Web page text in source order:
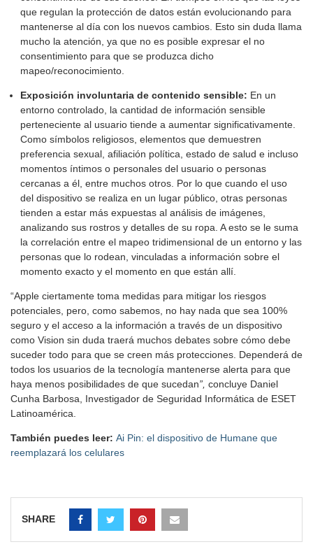
que regulan la protección de datos están evolucionando para
mantenerse al día con los nuevos cambios. Esto sin duda llama
mucho la atención, ya que no es posible expresar el no
consentimiento para que se produzca dicho
mapeo/reconocimiento.
Exposición involuntaria de contenido sensible: En un
entorno controlado, la cantidad de información sensible
perteneciente al usuario tiende a aumentar significativamente.
Como símbolos religiosos, elementos que demuestren
preferencia sexual, afiliación política, estado de salud e incluso
momentos íntimos o personales del usuario o personas
cercanas a él, entre muchos otros. Por lo que cuando el uso
del dispositivo se realiza en un lugar público, otras personas
tienden a estar más expuestas al análisis de imágenes,
analizando sus rostros y detalles de su ropa. A esto se le suma
la correlación entre el mapeo tridimensional de un entorno y las
personas que lo rodean, vinculadas a información sobre el
momento exacto y el momento en que están allí.
“Apple ciertamente toma medidas para mitigar los riesgos
potenciales, pero, como sabemos, no hay nada que sea 100%
seguro y el acceso a la información a través de un dispositivo
como Vision sin duda traerá muchos debates sobre cómo debe
suceder todo para que se creen más protecciones. Dependerá de
todos los usuarios de la tecnología mantenerse alerta para que
haya menos posibilidades de que sucedan”, concluye Daniel
Cunha Barbosa, Investigador de Seguridad Informática de ESET
Latinoamérica.
También puedes leer: Ai Pin: el dispositivo de Humane que
reemplazará los celulares
SHARE